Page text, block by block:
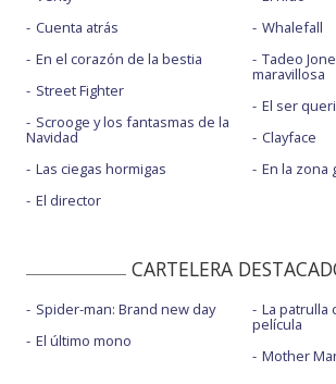
Cuenta atrás
En el corazón de la bestia
Street Fighter
Scrooge y los fantasmas de la
Navidad
Las ciegas hormigas
El director
Whalefall
Tadeo
maravillosa
El ser
Clayface
En la zona
CARTELERA
Spider-man: Brand new day
El último mono
La patrulla
película
Mother